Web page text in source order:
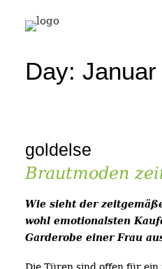
profile
contact
Day:
goldelse
Brautmoden
Wie sieht der
wohl emotionalsten
Garderobe einer Frau